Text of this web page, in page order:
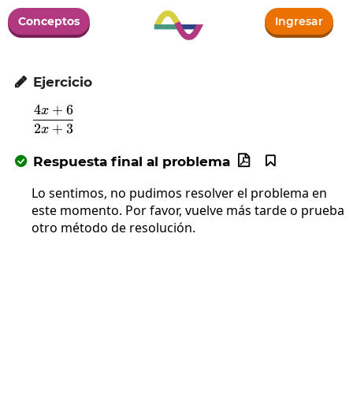
Conceptos Ingresar
 Ejercicio
\frac{4x+6}{2x+3}
2x + 3
4x + 6
 Respuesta final al problema 

Lo sentimos, no pudimos resolver el problema en
este momento. Por favor, vuelve más tarde o prueba
otro método de resolución.